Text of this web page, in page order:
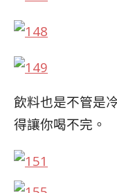
飲料也是不管是
得讓你喝不完。